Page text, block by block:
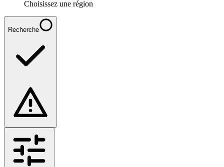
Choisissez une région
Recherche